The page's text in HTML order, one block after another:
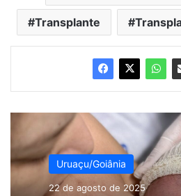
Transplante
Uruaçu/Goiânia
22 de agosto de 2025